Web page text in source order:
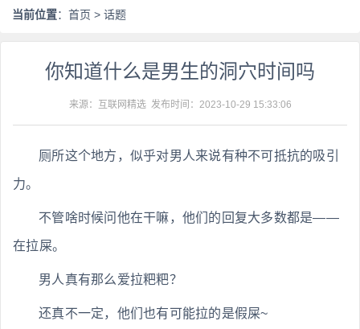
当前位置： 首页 > 话题
你知道什么是男生的洞穴时间吗
来源：互联网精选 发布时间： 2023-10-29 15:33:06
厕所这个地方，似乎对男人来说有种不可抵抗的吸引
力。
不管啥时候问他在干嘛，他们的回复大多数都是——
在拉屎。
男人真有那么爱拉粑粑？
还真不一定，他们也有可能拉的是假屎~